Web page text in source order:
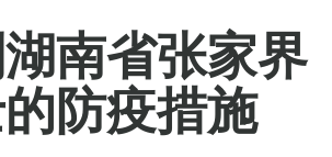
南省张家界
防疫措施